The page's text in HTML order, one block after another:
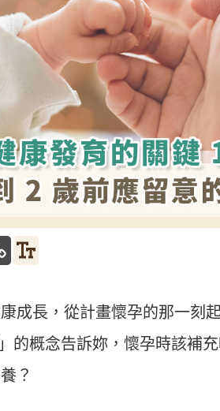
成長，從計畫懷孕的那一刻
的概念告訴妳，懷孕時該補
？